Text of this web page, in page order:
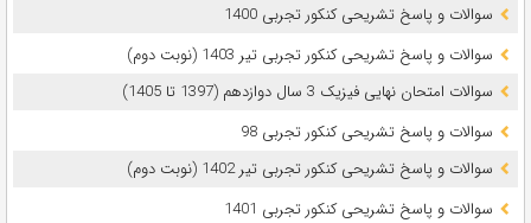
سوالات و پاسخ تشریحی کنکور تجربی 1400
سوالات و پاسخ تشریحی کنکور تجربی تیر 1403 (نوبت دوم)
سوالات امتحان نهایی فیزیک 3 سال دوازدهم (1397 تا 1405)
سوالات و پاسخ تشریحی کنکور تجربی 98
سوالات و پاسخ تشریحی کنکور تجربی تیر 1402 (نوبت دوم)
سوالات و پاسخ تشریحی کنکور تجربی 1401